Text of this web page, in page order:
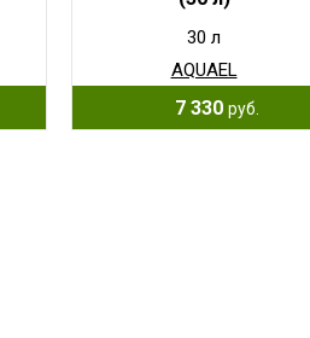
30 л
AQUAEL
7 330 руб.